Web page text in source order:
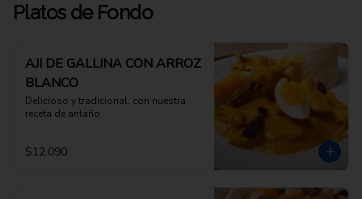
Platos de Fondo
AJI DE GALLINA CON ARROZ
BLANCO
Delicioso y tradicional, con nuestra
receta de antaño
$12.090